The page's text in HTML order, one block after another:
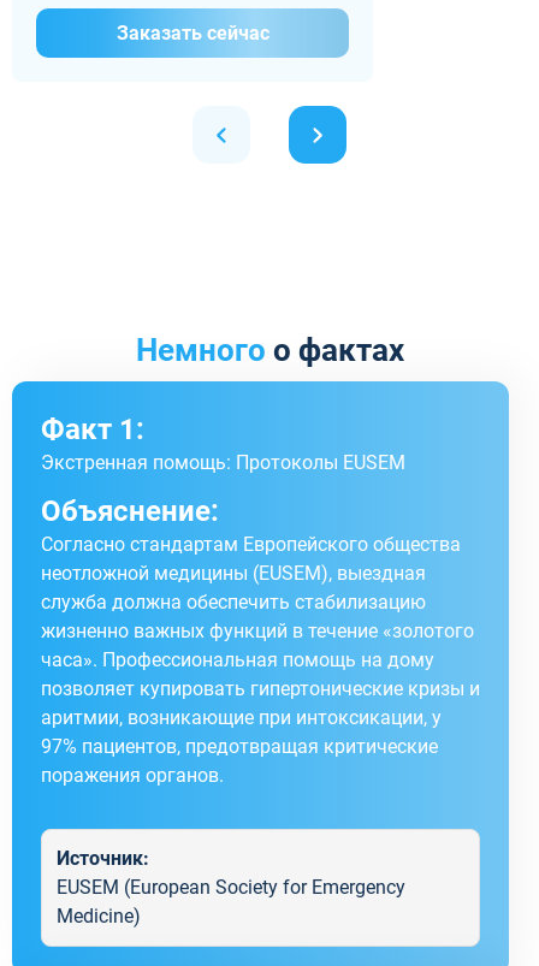
Заказать сейчас
Немного о фактах
Факт 1:
Экстренная помощь: Протоколы EUSEM
Объяснение:
Согласно стандартам Европейского общества
неотложной медицины (EUSEM), выездная
служба должна обеспечить стабилизацию
жизненно важных функций в течение «золотого
часа». Профессиональная помощь на дому
позволяет купировать гипертонические кризы и
аритмии, возникающие при интоксикации, у
97% пациентов, предотвращая критические
поражения органов.
Источник:
EUSEM (European Society for Emergency
Medicine)